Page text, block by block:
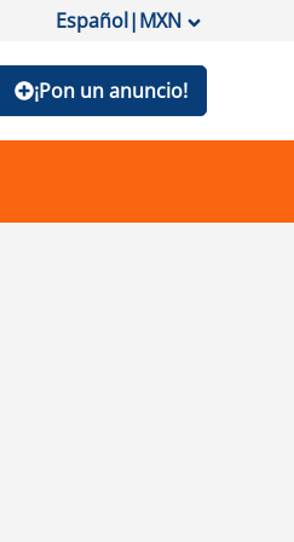
Español|MXN
¡Pon un anuncio!